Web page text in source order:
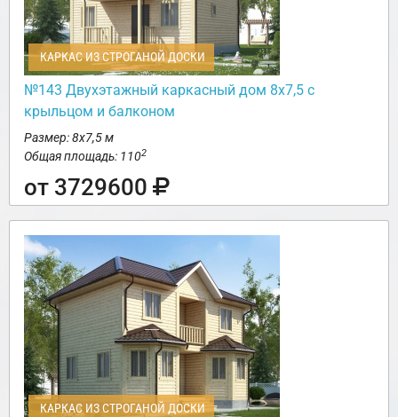
КАРКАС ИЗ СТРОГАНОЙ ДОСКИ
№143 Двухэтажный каркасный дом 8х7,5 с
крыльцом и балконом
Размер: 8х7,5 м
Общая площадь: 1102
от 3729600
КАРКАС ИЗ СТРОГАНОЙ ДОСКИ